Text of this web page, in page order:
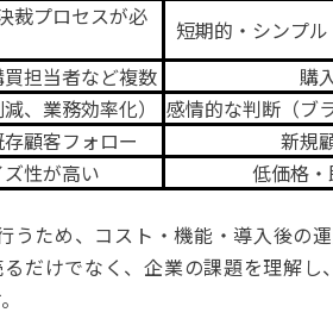
裁プロセスが必
短期的・シンプル
担当者など複数
購
、業務効率化）
感情的な判断（ブ
顧客フォロー
新規
性が高い 低価格
ため、コスト・機能・導入後の運
だけでなく、企業の課題を理解